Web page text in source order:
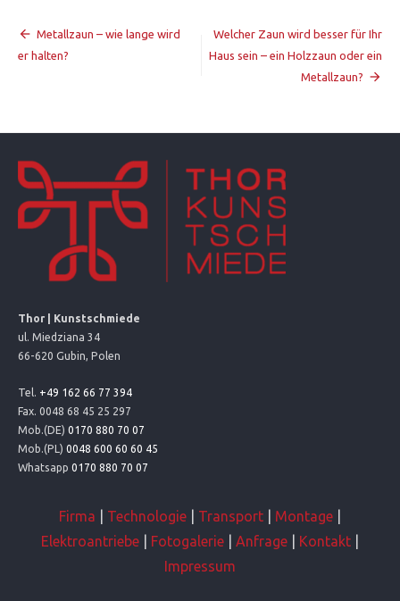
Nawigacja
wpisu
Metallzaun – wie lange wird
er halten?
Welcher Zaun wird besser für Ihr
Haus sein – ein Holzzaun oder ein
Metallzaun?
Thor | Kunstschmiede
ul. Miedziana 34
66-620 Gubin, Polen
Tel. +49 162 66 77 394
Fax. 0048 68 45 25 297
Mob.(DE) 0170 880 70 07
Mob.(PL) 0048 600 60 60 45
Whatsapp 0170 880 70 07
Firma Technologie Transport Montage
Elektroantriebe
Fotogalerie Anfrage Kontakt
Impressum